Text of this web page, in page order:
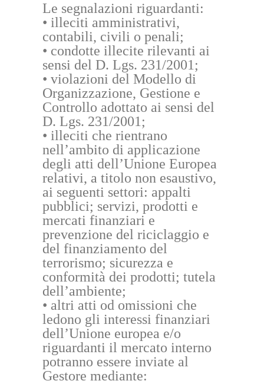
ITALIANO
RICERCA
Le segnalazioni riguardanti:
• illeciti amministrativi,
contabili, civili o penali;
• condotte illecite rilevanti ai
sensi del D. Lgs. 231/2001;
• violazioni del Modello di
Organizzazione, Gestione e
Controllo adottato ai sensi del
D. Lgs. 231/2001;
• illeciti che rientrano
nell’ambito di applicazione
degli atti dell’Unione Europea
relativi, a titolo non esaustivo,
ai seguenti settori: appalti
pubblici; servizi, prodotti e
mercati finanziari e
prevenzione del riciclaggio e
del finanziamento del
terrorismo; sicurezza e
conformità dei prodotti; tutela
dell’ambiente;
• altri atti od omissioni che
ledono gli interessi finanziari
dell’Unione europea e/o
riguardanti il mercato interno
potranno essere inviate al
Gestore mediante: